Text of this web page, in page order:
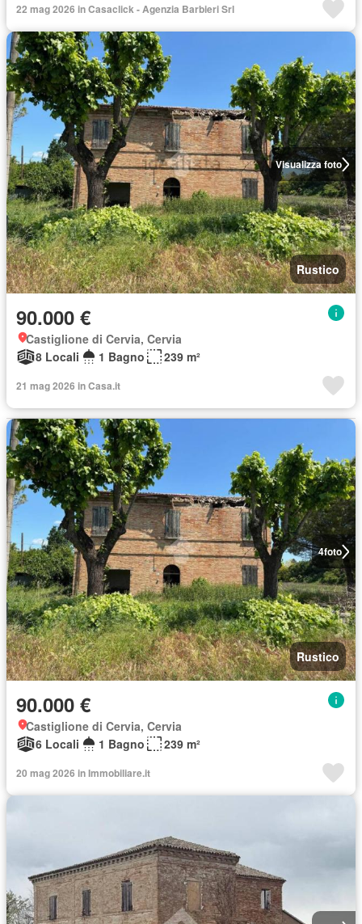
22 mag 2026 in Casaclick - Agenzia Barbieri Srl
Visualizza foto
Rustico
90.000 €
Castiglione di Cervia, Cervia
8 Locali
1 Bagno 239 m²
21 mag 2026 in Casa.it
4foto
Rustico
90.000 €
Castiglione di Cervia, Cervia
6 Locali
1 Bagno 239 m²
20 mag 2026 in Immobiliare.it